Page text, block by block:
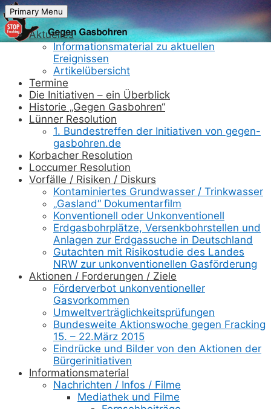
Skip
to
content
Primary Menu
Aktuelles
Informationsmaterial zu aktuellen
Ereignissen
Artikelübersicht
Termine
Die Initiativen – ein Überblick
Historie „Gegen Gasbohren“
Lünner Resolution
1. Bundestreffen der Initiativen von gegen-
gasbohren.de
Korbacher Resolution
Loccumer Resolution
Vorfälle / Risiken / Diskurs
Kontaminiertes Grundwasser / Trinkwasser
„Gasland“ Dokumentarfilm
Konventionell oder Unkonventionell
Erdgasbohrplätze, Versenkbohrstellen und
Anlagen zur Erdgassuche in Deutschland
Gutachten mit Risikostudie des Landes
NRW zur unkonventionellen Gasförderung
Aktionen / Forderungen / Ziele
Förderverbot unkonventioneller
Gasvorkommen
Umweltverträglichkeitsprüfungen
Bundesweite Aktionswoche gegen Fracking
15. – 22.März 2015
Eindrücke und Bilder von den Aktionen der
Bürgerinitiativen
Informationsmaterial
Nachrichten / Infos / Filme
Mediathek und Filme